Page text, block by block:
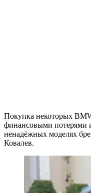
Покупка некоторых
финансовыми потерями
ненадёжных моделях
Ковалев.